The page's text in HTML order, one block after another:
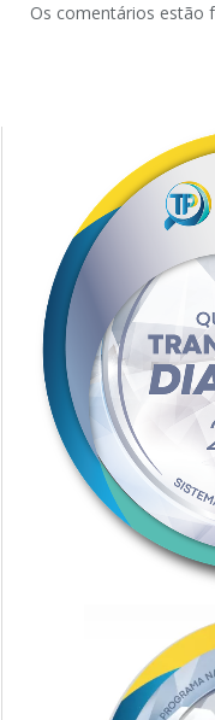
Os comentários estão